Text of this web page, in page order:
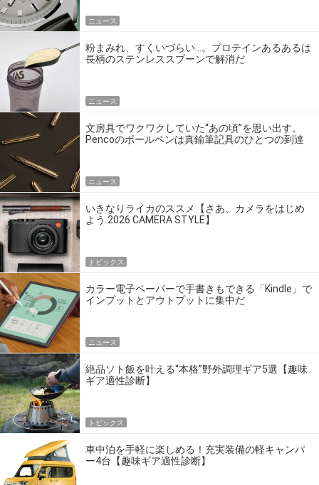
ニュース
粉まみれ、すくいづらい…。プロテインあるあるは
長柄のステンレススプーンで解消だ
ニュース
文房具でワクワクしていた“あの頃”を思い出す。
Pencoのボールペンは真鍮筆記具のひとつの到達
ニュース
いきなりライカのススメ【さあ、カメラをはじめ
よう 2026 CAMERA STYLE】
トピックス
カラー電子ペーパーで手書きもできる「Kindle」で
インプットとアウトプットに集中だ
ニュース
絶品ソト飯を叶える“本格”野外調理ギア5選【趣味
ギア適性診断】
トピックス
車中泊を手軽に楽しめる！充実装備の軽キャンパ
ー4台【趣味ギア適性診断】